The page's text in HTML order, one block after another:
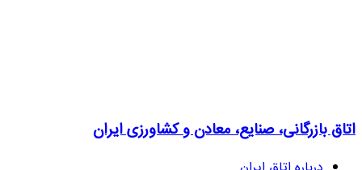
اتاق بازرگانی، صنایع، معادن و کشاورزی ایران